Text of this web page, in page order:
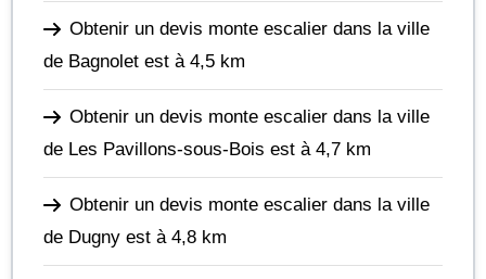
Obtenir un devis monte escalier dans la ville
de Bagnolet est à 4,5 km
Obtenir un devis monte escalier dans la ville
de Les Pavillons-sous-Bois est à 4,7 km
Obtenir un devis monte escalier dans la ville
de Dugny est à 4,8 km